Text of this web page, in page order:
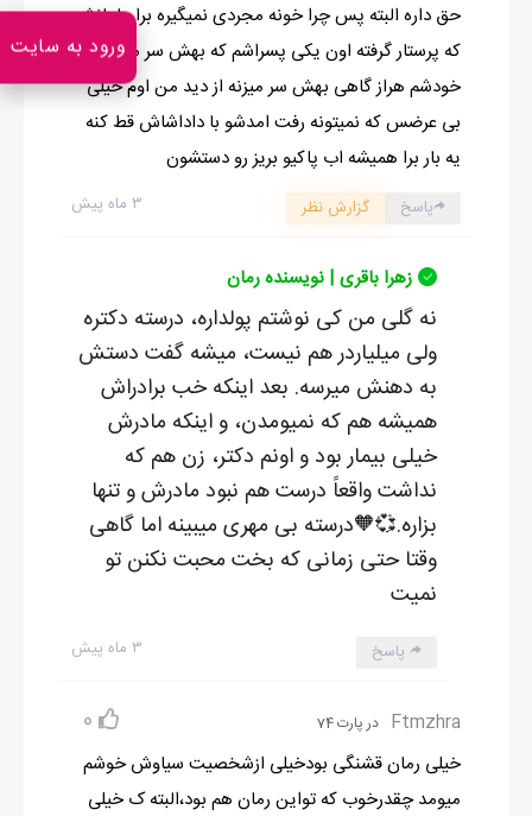
حق داره البته پس چرا خونه مجردی نمیگیره برا مامانشم
که پرستار گرفته اون یکی پسراشم که بهش سر میزنن
خودشم هراز گاهی بهش سر میزنه از دید من اوم خیلی
بی عرضس که نمیتونه رفت امدشو با داداشاش قط کنه
یه بار برا همیشه اب پاکیو بریز رو دستشون
۳ ماه پیش پاسخ گزارش نظر
زهرا باقری | نویسنده رمان
نه گلی من کی نوشتم پولداره، درسته دکتره
ولی میلیاردر هم نیست، میشه گفت دستش
به دهنش میرسه. بعد اینکه خب برادراش
همیشه هم که نمیومدن، و اینکه مادرش
خیلی بیمار بود و اونم دکتر، زن هم که
نداشت واقعاً درست هم نبود مادرش و تنها
بزاره.💞🧡درسته بی مهری میبینه اما گاهی
وقتا حتی زمانی که بخت محبت نکنن تو
نمیت
۳ ماه پیش پاسخ
Ftmzhra در پارت 74 0
خیلی رمان قشنگی بودخیلی ازشخصیت سیاوش خوشم
میومد چقدرخوب که تواین رمان هم بود،البته ک خیلی
ورود به سایت